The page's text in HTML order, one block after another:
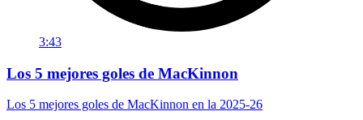
3:43
Los 5 mejores goles de MacKinnon
Los 5 mejores goles de MacKinnon en la 2025-26